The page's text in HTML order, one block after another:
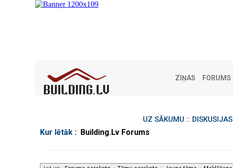
ZIŅAS FORUMS
UZ SĀKUMU :: DISKUSIJAS
Kur lētāk : Building.Lv Forums